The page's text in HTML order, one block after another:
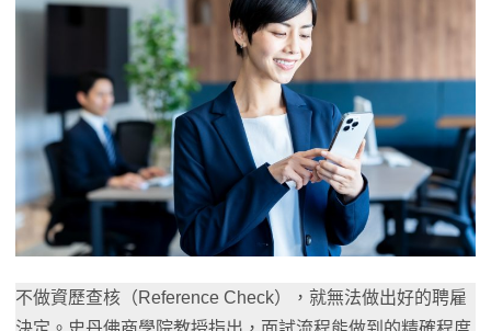
不做資歷查核（Reference Check），就無法做出好的聘雇